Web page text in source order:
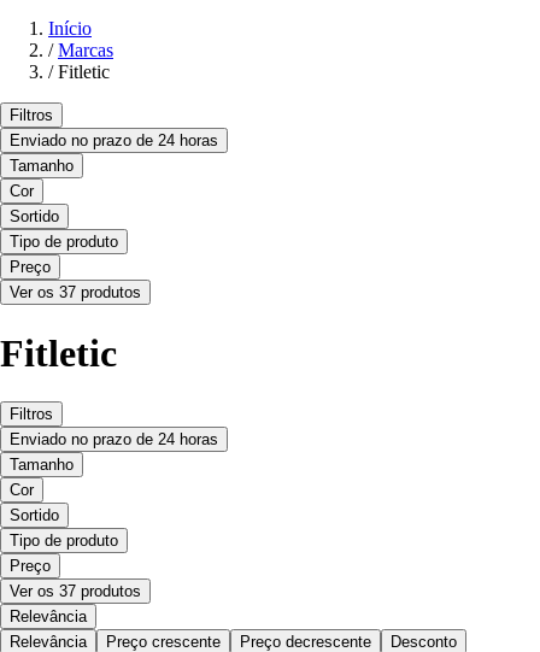
Início
/ Marcas
/ Fitletic
Filtros
Enviado no prazo de 24 horas
Tamanho
Cor
Sortido
Tipo de produto
Preço
Ver os 37 produtos
Fitletic
Filtros
Enviado no prazo de 24 horas
Tamanho
Cor
Sortido
Tipo de produto
Preço
Ver os 37 produtos
Relevância
Relevância
Preço crescente Preço decrescente Desconto